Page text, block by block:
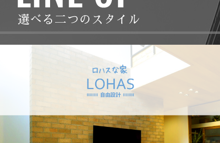
選べる二つのスタイル